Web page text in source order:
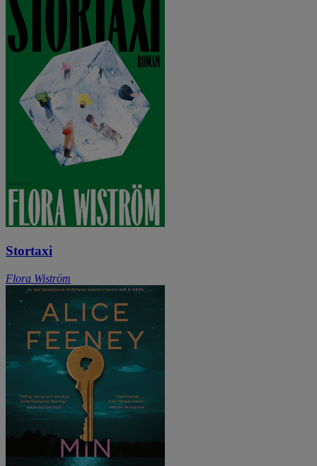
Stortaxi
Flora Wiström